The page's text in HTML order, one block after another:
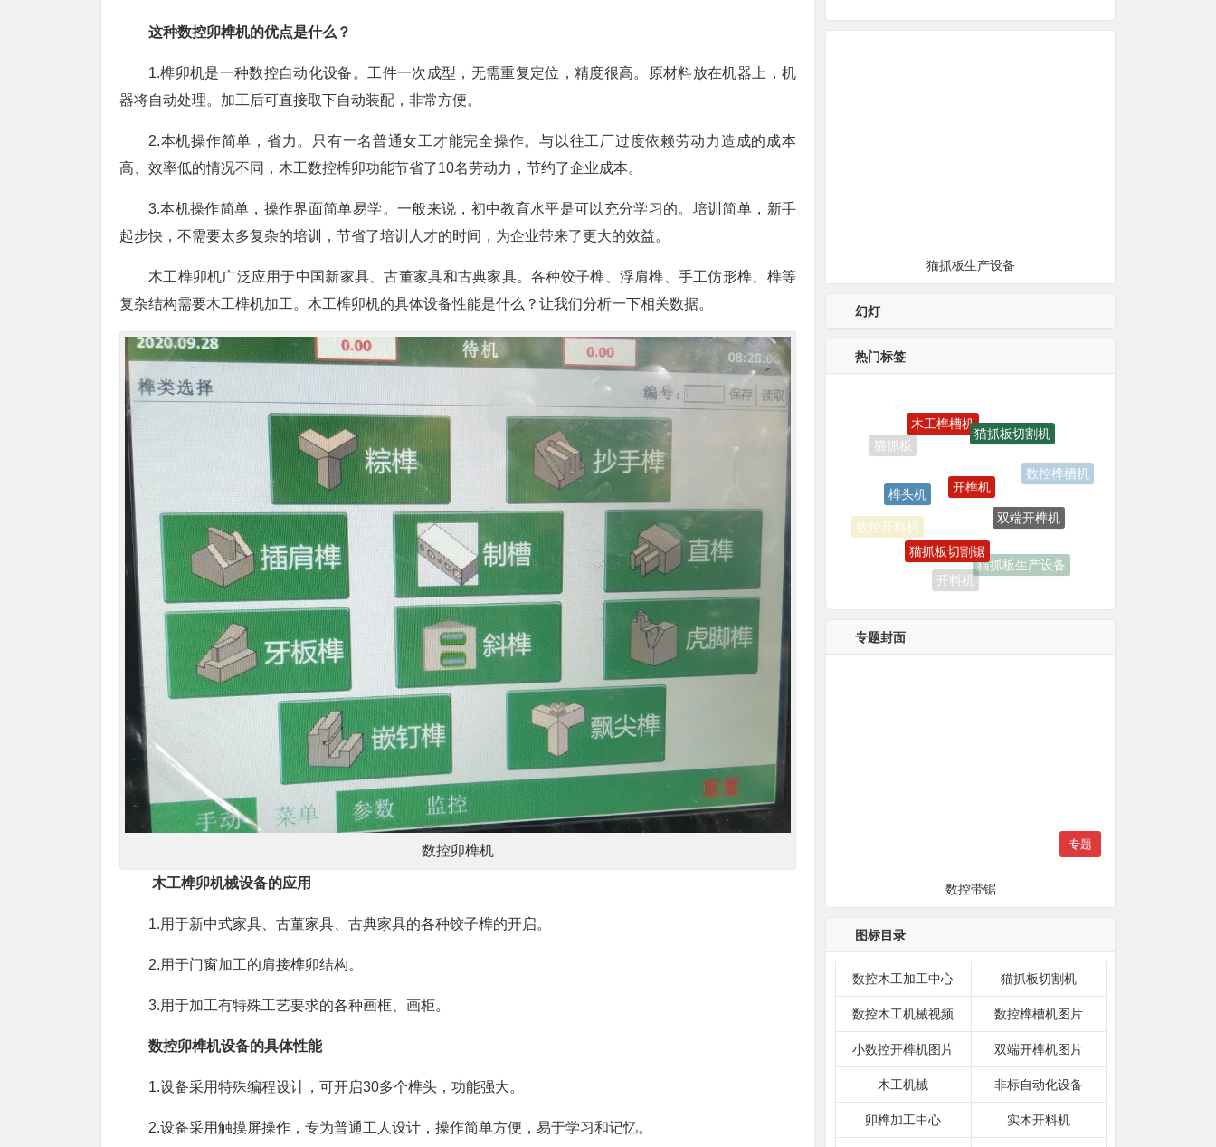
这种数控卯榫机的优点是什么？
1.榫卯机是一种数控自动化设备。工件一次成型，无需重复定位，精度很高。原材料放在机器上，机
器将自动处理。加工后可直接取下自动装配，非常方便。
2.本机操作简单，省力。只有一名普通女工才能完全操作。与以往工厂过度依赖劳动力造成的成本
高、效率低的情况不同，木工数控榫卯功能节省了10名劳动力，节约了企业成本。
3.本机操作简单，操作界面简单易学。一般来说，初中教育水平是可以充分学习的。培训简单，新手
起步快，不需要太多复杂的培训，节省了培训人才的时间，为企业带来了更大的效益。
木工榫卯机广泛应用于中国新家具、古董家具和古典家具。各种饺子榫、浮肩榫、手工仿形榫、榫等
复杂结构需要木工榫机加工。木工榫卯机的具体设备性能是什么？让我们分析一下相关数据。
数控卯榫机
木工榫卯机械设备的应用
1.用于新中式家具、古董家具、古典家具的各种饺子榫的开启。
2.用于门窗加工的肩接榫卯结构。
3.用于加工有特殊工艺要求的各种画框、画柜。
数控卯榫机设备的具体性能
1.设备采用特殊编程设计，可开启30多个榫头，功能强大。
2.设备采用触摸屏操作，专为普通工人设计，操作简单方便，易于学习和记忆。
猫抓板生产设备
幻灯
热门标签
猫抓板切割机
数控榫槽机
木工开榫机
数控开料机
榫头机
开榫机
双端开榫机
猫抓板生产设备
开料机
猫抓板切割锯
专题封面
专题
数控带锯
图标目录
数控木工加工中心 猫抓板切割机
数控木工机械视频 数控榫槽机图片
小数控开榫机图片 双端开榫机图片
木工机械 非标自动化设备
卯榫加工中心 实木开料机